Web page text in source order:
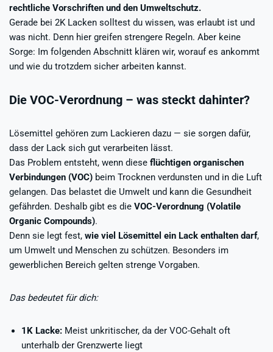
rechtliche Vorschriften und den Umweltschutz.
Gerade bei 2K Lacken solltest du wissen, was erlaubt ist und
was nicht. Denn hier greifen strengere Regeln. Aber keine
Sorge: Im folgenden Abschnitt klären wir, worauf es ankommt
und wie du trotzdem sicher arbeiten kannst.
Die VOC-Verordnung – was steckt dahinter?
Lösemittel gehören zum Lackieren dazu — sie sorgen dafür,
dass der Lack sich gut verarbeiten lässt.
Das Problem entsteht, wenn diese flüchtigen organischen
Verbindungen (VOC) beim Trocknen verdunsten und in die Luft
gelangen. Das belastet die Umwelt und kann die Gesundheit
gefährden. Deshalb gibt es die VOC-Verordnung (Volatile
Organic Compounds).
Denn sie legt fest, wie viel Lösemittel ein Lack enthalten darf,
um Umwelt und Menschen zu schützen. Besonders im
gewerblichen Bereich gelten strenge Vorgaben.
Das bedeutet für dich:
1K Lacke: Meist unkritischer, da der VOC-Gehalt oft
unterhalb der Grenzwerte liegt